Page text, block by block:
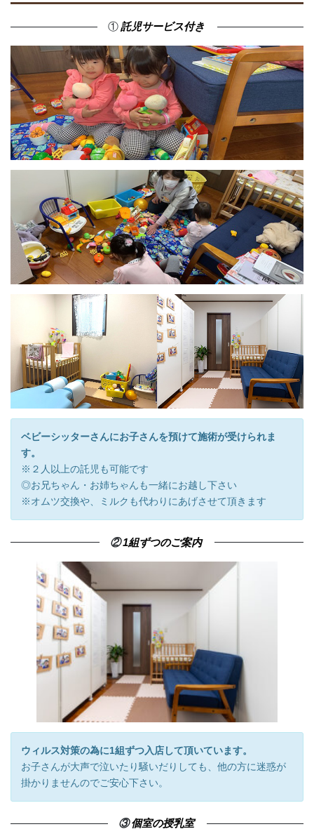
① 託児サービス付き
ベビーシッターさんにお子さんを預けて施術が受けられま
す。
※２人以上の託児も可能です
◎お兄ちゃん・お姉ちゃんも一緒にお越し下さい
※オムツ交換や、ミルクも代わりにあげさせて頂きます
②1組ずつのご案内
ウィルス対策の為に1組ずつ入店して頂いています。
お子さんが大声で泣いたり騒いだりしても、他の方に迷惑が
掛かりませんのでご安心下さい。
③ 個室の授乳室